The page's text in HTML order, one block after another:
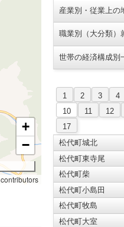
+
−
contributors
産業別・従業上の
職業別（大分類）
世帯の経済構成別
1 2 3 4
10
11 12
17
松代町城北
松代町東寺尾
松代町柴
松代町小島田
松代町牧島
松代町大室